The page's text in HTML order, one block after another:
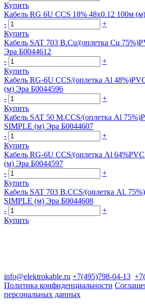
Купить
Кабель RG 6U CCS 18% 48х0.12 100м
-
+
Купить
Кабель SAT 703 B.Cu/(оплетка Cu
Эра Б0044612
-
+
Купить
Кабель RG-6U CCS/(оплетка Al
(м) Эра Б0044596
-
+
Купить
Кабель SAT 50 M.CCS/(оплетка Al
SIMPLE (м) Эра Б0044607
-
+
Купить
Кабель RG-6U CCS/(оплетка Al
(м) Эра Б0044597
-
+
Купить
Кабель SAT 703 B.CCS/(оплетка Al.
SIMPLE (м) Эра Б0044608
-
+
Купить
info@elektrokable.ru +7(495)798-04-13
Политика конфиденциальности
персональных данных